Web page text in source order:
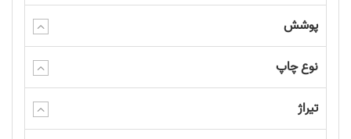
پوشش
نوع چاپ
تیراژ